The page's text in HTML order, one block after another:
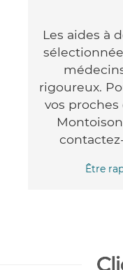
Les aides à
rigoureux.
vos
Être